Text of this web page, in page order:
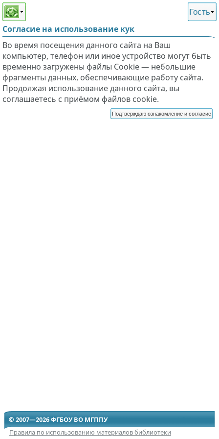
Этот сайт поддерживает
слабовидящих
Гость
Согласие на использование кук
Во время посещения данного сайта на Ваш
компьютер, телефон или иное устройство могут быть
временно загружены файлы Cookie — небольшие
фрагменты данных, обеспечивающие работу сайта.
Продолжая использование данного сайта, вы
соглашаетесь с приёмом файлов cookie.
Подтверждаю ознакомление и согласие
© 2007—2026 ФГБОУ ВО МГППУ
Правила по использованию материалов библиотеки